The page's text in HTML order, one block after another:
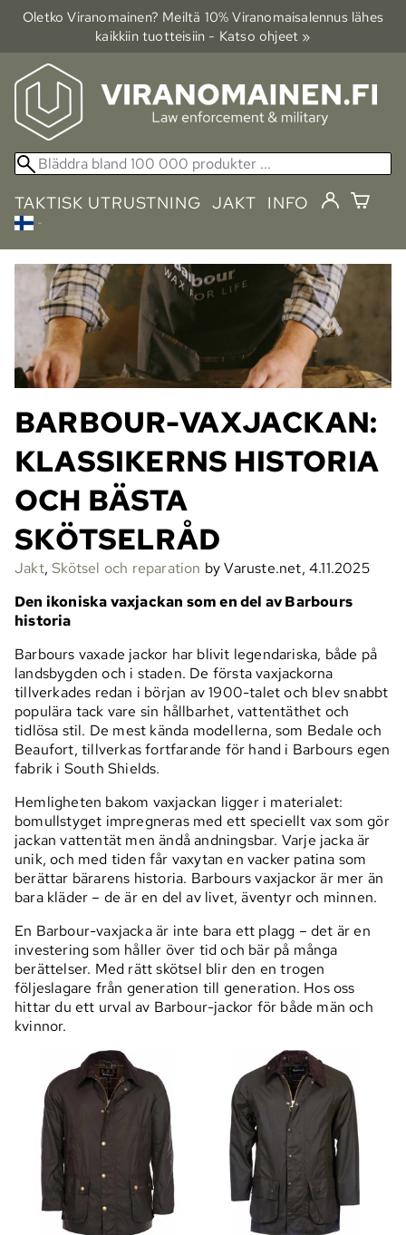
Oletko Viranomainen? Meiltä 10% Viranomais­alennus lähes
kaikkiin tuotteisiin - Katso ohjeet »
TAKTISK UTRUSTNING JAKT INFO
BARBOUR-VAXJACKAN:
KLASSIKERNS HISTORIA
OCH BÄSTA
SKÖTSELRÅD
Jakt,Skötsel och reparation by Varuste.net, 4.11.2025
Den ikoniska vaxjackan som en del av Barbours
historia
Barbours vaxade jackor har blivit legendariska, både på
landsbygden och i staden. De första vaxjackorna
tillverkades redan i början av 1900-talet och blev snabbt
populära tack vare sin hållbarhet, vattentäthet och
tidlösa stil. De mest kända modellerna, som Bedale och
Beaufort, tillverkas fortfarande för hand i Barbours egen
fabrik i South Shields.
Hemligheten bakom vaxjackan ligger i materialet:
bomullstyget impregneras med ett speciellt vax som gör
jackan vattentät men ändå andningsbar. Varje jacka är
unik, och med tiden får vaxytan en vacker patina som
berättar bärarens historia. Barbours vaxjackor är mer än
bara kläder – de är en del av livet, äventyr och minnen.
En Barbour-vaxjacka är inte bara ett plagg – det är en
investering som håller över tid och bär på många
berättelser. Med rätt skötsel blir den en trogen
följeslagare från generation till generation. Hos oss
hittar du ett urval av Barbour-jackor för både män och
kvinnor.